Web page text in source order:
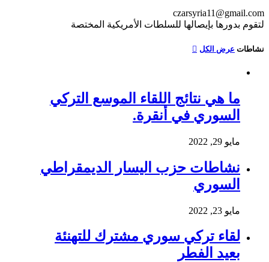
czarsyria11@gmail.com
لتقوم بدورها بإيصالها للسلطات الأمريكية المختصة
نشاطات عرض الكل
ما هي نتائج اللقاء الموسع التركي
السوري في أنقرة.
مايو 29, 2022
نشاطات حزب اليسار الديمقراطي
السوري
مايو 23, 2022
لقاء تركي سوري مشترك للتهنئة
بعيد الفطر